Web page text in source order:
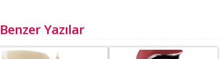
Benzer Yazılar